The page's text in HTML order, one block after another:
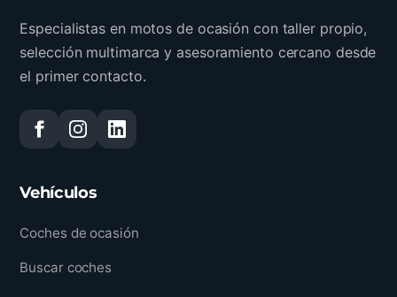
Especialistas en motos de ocasión con taller propio,
selección multimarca y asesoramiento cercano desde
el primer contacto.
Vehículos
Coches de ocasión
Buscar coches